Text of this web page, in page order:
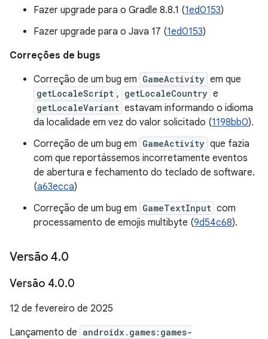
Fazer upgrade para o Gradle 8.8.1 (1ed0153)
Fazer upgrade para o Java 17 (1ed0153)
Correções de bugs
Correção de um bug em GameActivity em que
getLocaleScript , getLocaleCountry e
getLocaleVariant estavam informando o idioma
da localidade em vez do valor solicitado (1198bb0).
Correção de um bug em GameActivity que fazia
com que reportássemos incorretamente eventos
de abertura e fechamento do teclado de software.
(a63ecca)
Correção de um bug em GameTextInput com
processamento de emojis multibyte (9d54c68).
Versão 4.0
Versão 4.0.0
12 de fevereiro de 2025
Lançamento de androidx.games:games-